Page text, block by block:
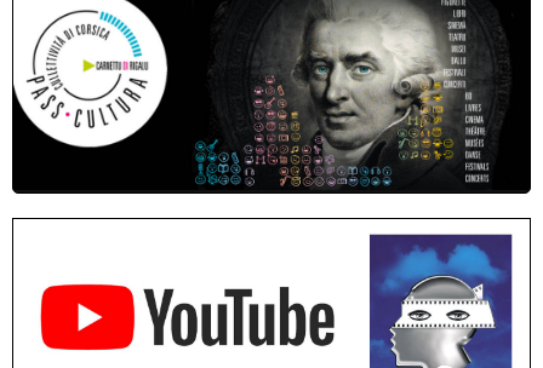
Lucia di Tallà - Mediateca territuriale di Santa Lucia di Tallà
! EVENEMENT REPORTE ! Rencontre / dédicace avec
Gilles Antonioli autour de son ouvrage “Testa Mora - Les
Rivages du destin” - Afà / Prupià / Santa Lucia di Tallà
Residenza di scrittura di Angela Nicolai, Trà Corsica è
Sardegna - Mediateca di castagniccia Mare è monti - I Fulelli
Résidence d’écriture et de recherche de l’écrivaine Cécilia
Castelli - Institut Mémoires de l'Edition Contemporaine - Caen /
Rencontre / dédicace avec Lucrèce Luciani autour de son
livre « La ballade du pendu du Niolu» - Mediateca territuriale di
Santa Lucia di Tallà
Mise en musique d’un livre jeunesse par Annik Meschinet,
musicienne pédagogue : Ateliers d’expression sonore, vocale,
rythmique et corporelle - Mediateca territuriale di Santa Lucia di